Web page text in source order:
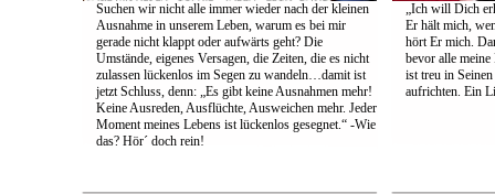
Suchen wir nicht alle immer wieder nach der kleinen
Ausnahme in unserem Leben, warum es bei mir
gerade nicht klappt oder aufwärts geht? Die
Umstände, eigenes Versagen, die Zeiten, die es nicht
zulassen lückenlos im Segen zu wandeln…damit ist
jetzt Schluss, denn: „Es gibt keine Ausnahmen mehr!
Keine Ausreden, Ausflüchte, Ausweichen mehr. Jeder
Moment meines Lebens ist lückenlos gesegnet.“ -Wie
das? Hör´ doch rein!
„Ich will Dich
Er hält mich,
hört Er mich.
bevor alle
ist treu in
aufrichten. Ein